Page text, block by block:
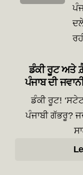
ਡੰਕੀ ਰੂਟ ਅਤੇ
ਪੰਜਾਬ ਦੀ
ਡੰਕੀ ਰੂਟ!
ਪੰਜਾਬੀ ਗੱਭਰੂ?